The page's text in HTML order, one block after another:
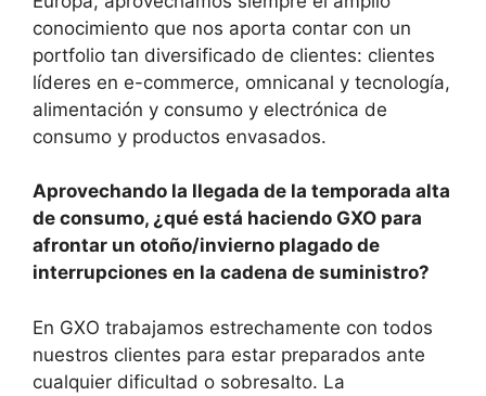
conocimiento que nos aporta contar con un
portfolio tan diversificado de clientes: clientes
líderes en e-commerce, omnicanal y tecnología,
alimentación y consumo y electrónica de
consumo y productos envasados.
Aprovechando la llegada de la temporada alta
de consumo, ¿qué está haciendo GXO para
afrontar un otoño/invierno plagado de
interrupciones en la cadena de suministro?
En GXO trabajamos estrechamente con todos
nuestros clientes para estar preparados ante
cualquier dificultad o sobresalto. La